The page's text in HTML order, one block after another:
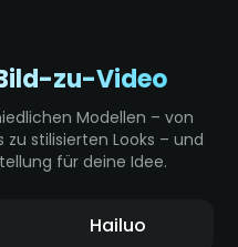
zu-Video
Modellen – von
stilisierten Looks – und
für deine Idee.
Hailuo